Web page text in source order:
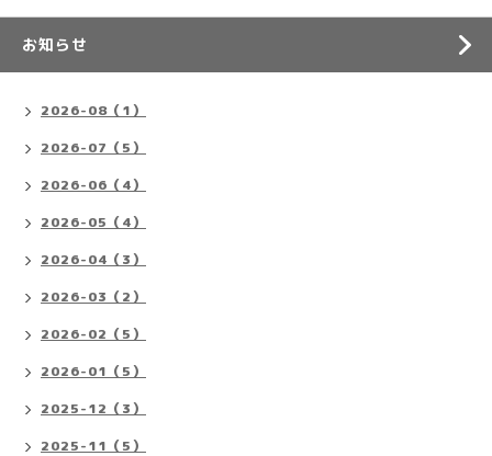
お知らせ
2026-08（1）
2026-07（5）
2026-06（4）
2026-05（4）
2026-04（3）
2026-03（2）
2026-02（5）
2026-01（5）
2025-12（3）
2025-11（5）